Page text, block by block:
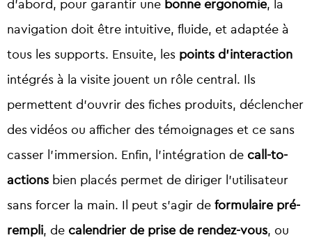
d’abord, pour garantir une bonne ergonomie, la
navigation doit être intuitive, fluide, et adaptée à
tous les supports. Ensuite, les points d’interaction
intégrés à la visite jouent un rôle central. Ils
permettent d’ouvrir des fiches produits, déclencher
des vidéos ou afficher des témoignages et ce sans
casser l’immersion. Enfin, l’intégration de call-to-
actions bien placés permet de diriger l’utilisateur
sans forcer la main. Il peut s’agir de formulaire pré-
rempli, de calendrier de prise de rendez-vous, ou